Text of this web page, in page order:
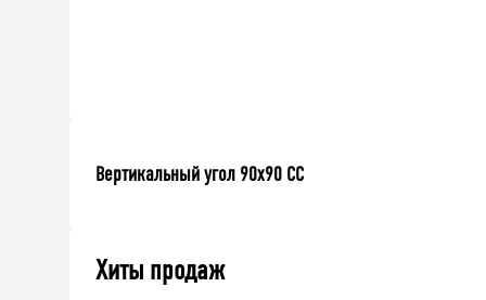
Вертикальный угол 90х90 СС
Хиты продаж